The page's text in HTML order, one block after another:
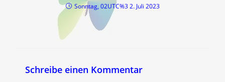
Sonntag, 02UTC%3 2. Juli 2023
Schreibe einen Kommentar